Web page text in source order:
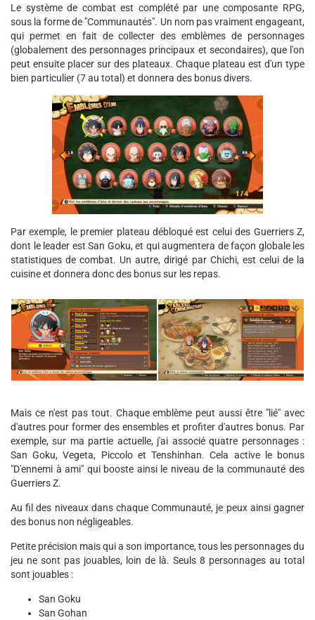
Le système de combat est complété par une composante RPG,
sous la forme de "Communautés". Un nom pas vraiment engageant,
qui permet en fait de collecter des emblèmes de personnages
(globalement des personnages principaux et secondaires), que l'on
peut ensuite placer sur des plateaux. Chaque plateau est d'un type
bien particulier (7 au total) et donnera des bonus divers.
Par exemple, le premier plateau débloqué est celui des Guerriers Z,
dont le leader est San Goku, et qui augmentera de façon globale les
statistiques de combat. Un autre, dirigé par Chichi, est celui de la
cuisine et donnera donc des bonus sur les repas.
Mais ce n'est pas tout. Chaque emblème peut aussi être "lié" avec
d'autres pour former des ensembles et profiter d'autres bonus. Par
exemple, sur ma partie actuelle, j'ai associé quatre personnages :
San Goku, Vegeta, Piccolo et Tenshinhan. Cela active le bonus
"D'ennemi à ami" qui booste ainsi le niveau de la communauté des
Guerriers Z.
Au fil des niveaux dans chaque Communauté, je peux ainsi gagner
des bonus non négligeables.
Petite précision mais qui a son importance, tous les personnages du
jeu ne sont pas jouables, loin de là. Seuls 8 personnages au total
sont jouables :
San Goku
San Gohan